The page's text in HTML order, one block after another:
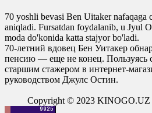
70 yoshli bevasi Ben Uitaker
aniqladi. Fursatdan foydalanib, u Jyul
moda do'konida katta stajyor bo'ladi.
70-летний вдовец Бен Уитакер
пенсию — еще не конец. Пользуясь
старшим стажером в интернет-
руководством Джулс Остин.
Copyright © 2023 KINOGO.UZ